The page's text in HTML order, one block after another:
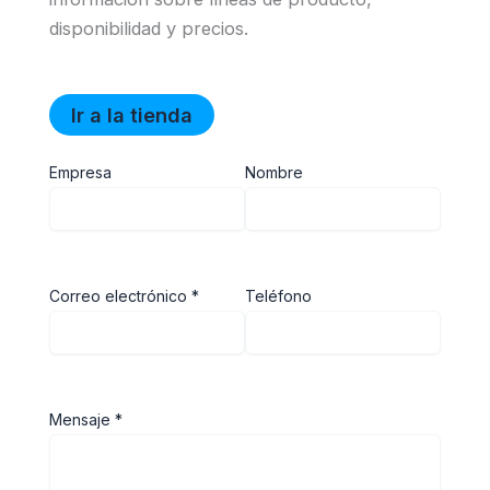
disponibilidad y precios.
Ir a la tienda
Empresa Nombre
Correo electrónico * Teléfono
Mensaje *